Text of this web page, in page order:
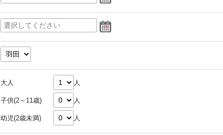
大人 人
子供(2～11歳) 人
幼児(2歳未満) 人